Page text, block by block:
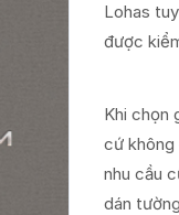
Lohas
được
Khi chọn
cứ không
nhu cầu
dán